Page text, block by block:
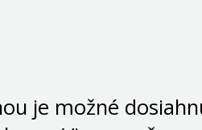
je možné